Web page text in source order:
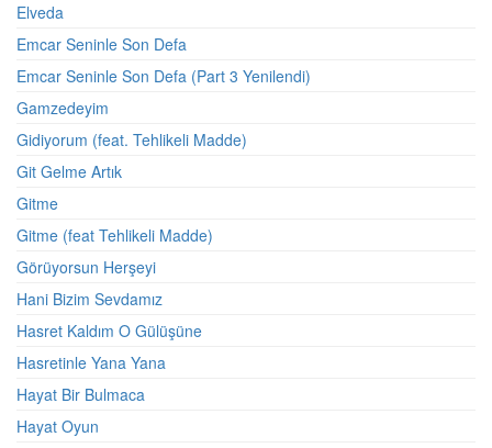
Elveda
Emcar Seninle Son Defa
Emcar Seninle Son Defa (Part 3 Yenilendi)
Gamzedeyim
Gidiyorum (feat. Tehlikeli Madde)
Git Gelme Artık
Gitme
Gitme (feat Tehlikeli Madde)
Görüyorsun Herşeyi
Hani Bizim Sevdamız
Hasret Kaldım O Gülüşüne
Hasretinle Yana Yana
Hayat Bir Bulmaca
Hayat Oyun